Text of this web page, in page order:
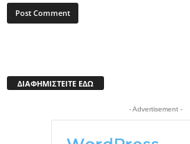
ΔΙΑΦΗΜΙΣΤΕΙΤΕ ΕΔΩ
- Advertisement -